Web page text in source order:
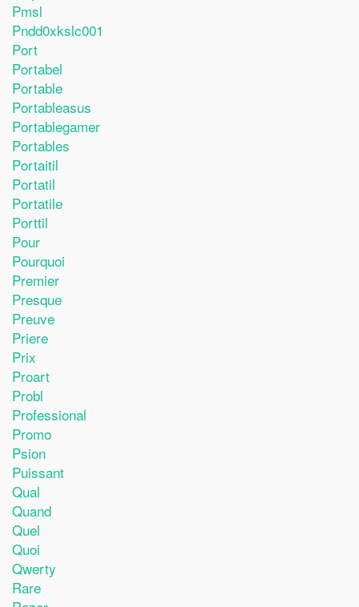
Pmsl
Pndd0xkslc001
Port
Portabel
Portable
Portableasus
Portablegamer
Portables
Portaitil
Portatil
Portatile
Porttil
Pour
Pourquoi
Premier
Presque
Preuve
Priere
Prix
Proart
Probl
Professional
Promo
Psion
Puissant
Qual
Quand
Quel
Quoi
Qwerty
Rare